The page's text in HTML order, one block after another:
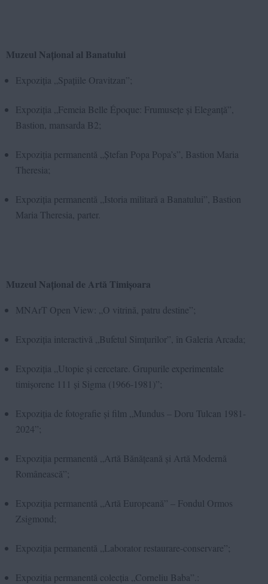
Muzeul Național al Banatului
Expoziția „Spațiile Oravitzan”;
Expoziția „Femeia Belle Époque: Frumusețe și Eleganță”,
Bastion, mansarda B2;
Expoziția permanentă „Ștefan Popa Popa’s”, Bastion Maria
Theresia;
Expoziția permanentă „Istoria militară a Banatului”, Bastion
Maria Theresia, parter.
Muzeul Național de Artă Timișoara
MNArT Open View: „O vitrină, patru destine”;
Expoziția interactivă „Bufetul Simțurilor”, în Galeria Arcada;
Expoziția „Utopie și cercetare. Grupurile experimentale
timișorene 111 și Sigma (1966-1981)”;
Expoziția de fotografie și film „Mundus – Doru Tulcan 1981-
2024”;
Expoziția permanentă „Artă Bănățeană și Artă Modernă
Românească”;
Expoziția permanentă „Artă Europeană” – Fondul Ormos
Zsigmond;
Expoziția permanentă „Laborator restaurare-conservare”;
Expoziția permanentă colecția „Corneliu Baba”.: